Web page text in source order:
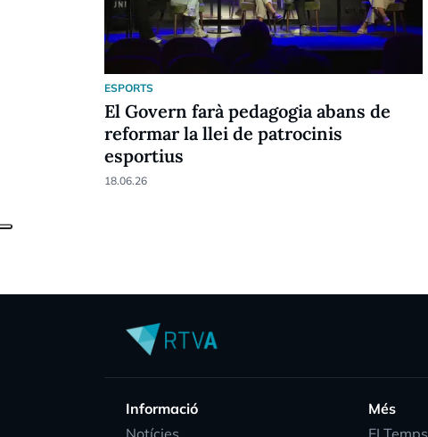
ESPORTS
El Govern farà pedagogia abans de
reformar la llei de patrocinis
esportius
18.06.26
Informació
Més